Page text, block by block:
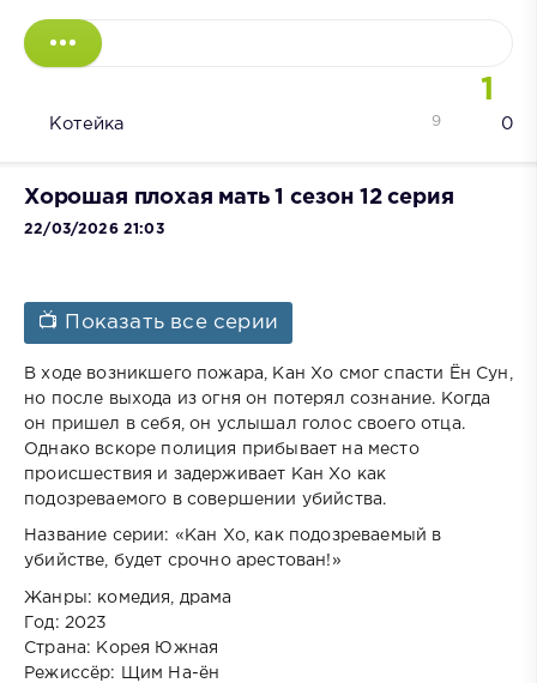
1
Котейка 0
9
Хорошая плохая мать 1 сезон 12 серия
22/03/2026 21:03
📺 Показать все серии
В ходе возникшего пожара, Кан Хо смог спасти Ён Сун,
но после выхода из огня он потерял сознание. Когда
он пришел в себя, он услышал голос своего отца.
Однако вскоре полиция прибывает на место
происшествия и задерживает Кан Хо как
подозреваемого в совершении убийства.
Название серии: «Кан Хо, как подозреваемый в
убийстве, будет срочно арестован!»
Жанры: комедия, драма
Год: 2023
Страна: Корея Южная
Режиссёр: Щим На-ён